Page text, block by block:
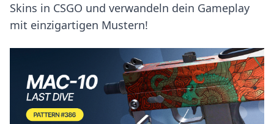
Skins in CSGO und verwandeln dein Gameplay
mit einzigartigen Mustern!